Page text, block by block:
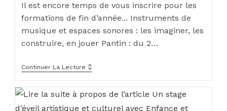
Il est encore temps de vous inscrire pour les
formations de fin d’année... Instruments de
musique et espaces sonores : les imaginer, les
construire, en jouer Pantin : du 2…
Continuer La Lecture